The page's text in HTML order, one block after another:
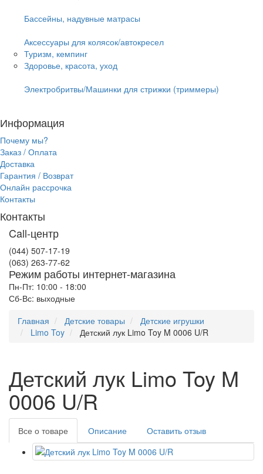
Бассейны, надувные матрасы
Аксессуары для колясок/автокресел
Туризм, кемпинг
Здоровье, красота, уход
Электробритвы/Машинки для стрижки (триммеры)
Информация
Почему мы?
Заказ / Оплата
Доставка
Гарантия / Возврат
Онлайн рассрочка
Контакты
Контакты
Call-центр
(044) 507-17-19
(063) 263-77-62
Режим работы интернет-магазина
Пн-Пт: 10:00 - 18:00
Сб-Вс: выходные
Главная
Детские товары
Детские игрушки
Limo Toy
Детский лук Limo Toy M 0006 U/R
Детский лук Limo Toy M
0006 U/R
Все о товаре Описание Оставить отзыв